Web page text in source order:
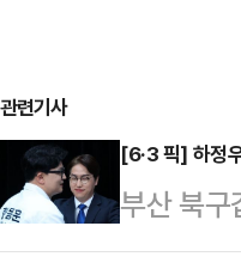
관련기사
[6·3 픽] 하정
부산 북
의혹'을